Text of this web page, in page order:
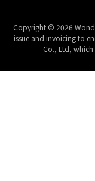
Copyright © 2026
issue and invoicing to
Co., Ltd,